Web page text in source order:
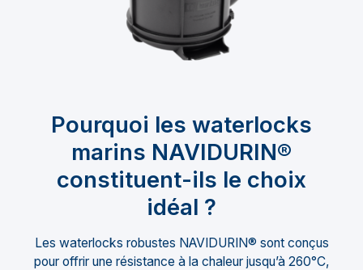
Pourquoi les waterlocks
marins NAVIDURIN®
constituent-ils le choix
idéal ?
Les waterlocks robustes NAVIDURIN® sont conçus
pour offrir une résistance à la chaleur jusqu’à 260°C,